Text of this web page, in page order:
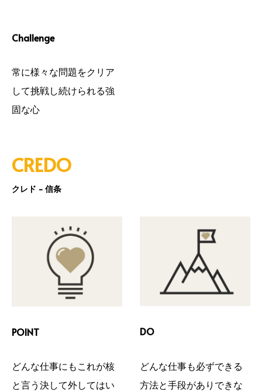
Challenge
常に様々な問題をクリア
して挑戦し続けられる強
固な心
CREDO
クレド - 信条
POINT
どんな仕事にもこれが核
と言う決して外してはい
DO
どんな仕事も必ずできる
方法と手段がありできな